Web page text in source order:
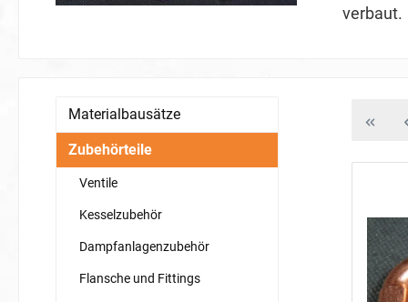
verbaut.
Materialbausätze
Zubehörteile
Ventile
Kesselzubehör
Dampfanlagenzubehör
Flansche und Fittings